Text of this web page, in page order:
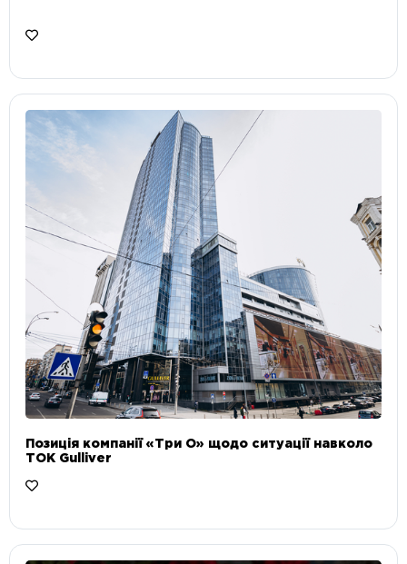
Позиція компанії «Три О» щодо ситуації навколо
ТОК Gulliver